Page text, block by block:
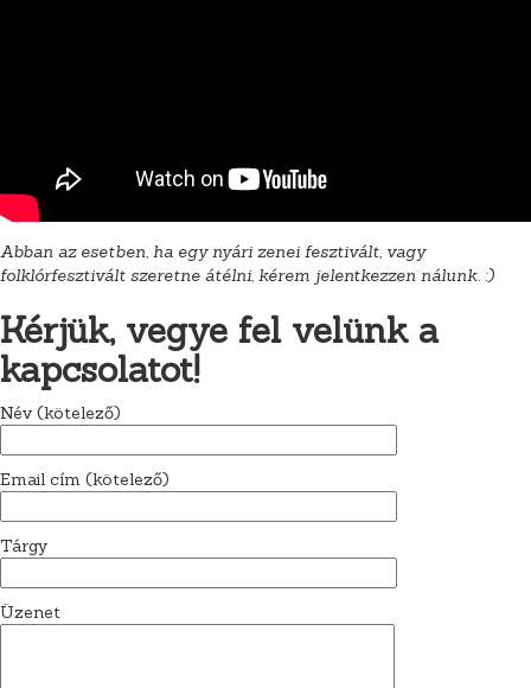
Abban az esetben, ha egy nyári zenei fesztivált, vagy
folklórfesztivált szeretne átélni, kérem jelentkezzen nálunk. :)
Kérjük, vegye fel velünk a
kapcsolatot!
Név (kötelező)
Email cím (kötelező)
Tárgy
Üzenet